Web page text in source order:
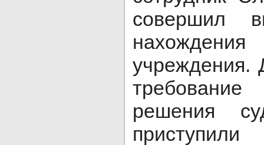
совершил
учреждения.
решения